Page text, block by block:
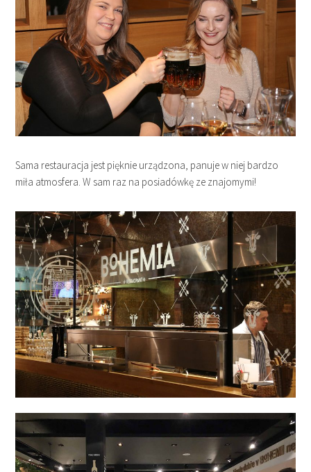
Sama restauracja jest pięknie urządzona, panuje w niej bardzo
miła atmosfera. W sam raz na posiadówkę ze znajomymi!